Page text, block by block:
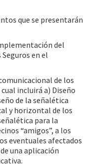
que se presentarán
del
en el
de los
incluirá a) Diseño
de la señalética
y horizontal de los
para la
“amigos”, a los
eventuales afectados
una aplicación